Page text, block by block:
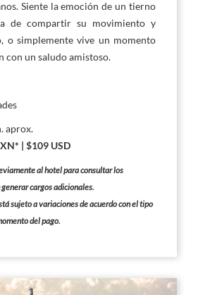
Siente la emoción de un tierno
de compartir su movimiento y
o simplemente vive un momento
con un saludo amistoso.
aprox.
| $109 USD
al hotel para consultar los
cargos adicionales.
sujeto a variaciones de acuerdo con el tipo
del pago.